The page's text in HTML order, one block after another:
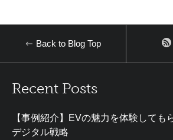
Back to Blog Top
Recent Posts
【事例紹介】EVの魅力を体験しても
デジタル戦略